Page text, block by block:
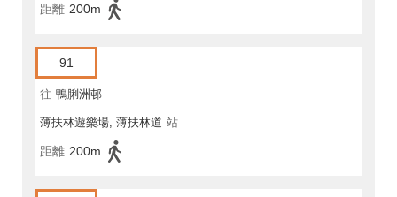
距離 200m
91
往 鴨脷洲邨
薄扶林遊樂場, 薄扶林道 站
距離 200m